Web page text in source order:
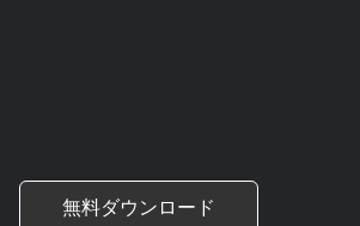
無料ダウンロード